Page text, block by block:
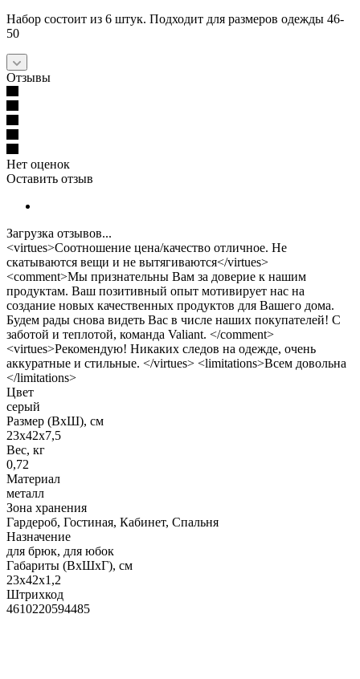
Набор состоит из 6 штук. Подходит для размеров одежды 46-
50
Отзывы
Нет оценок
Оставить отзыв
Загрузка отзывов...
<virtues>Соотношение цена/качество отличное. Не
скатываются вещи и не вытягиваются</virtues>
<comment>Мы признательны Вам за доверие к нашим
продуктам. Ваш позитивный опыт мотивирует нас на
создание новых качественных продуктов для Вашего дома.
Будем рады снова видеть Вас в числе наших покупателей! С
заботой и теплотой, команда Valiant. </comment>
<virtues>Рекомендую! Никаких следов на одежде, очень
аккуратные и стильные. </virtues> <limitations>Всем довольна
</limitations>
Цвет
серый
Размер (ВхШ), см
23х42х7,5
Вес, кг
0,72
Материал
металл
Зона хранения
Гардероб, Гостиная, Кабинет, Спальня
Назначение
для брюк, для юбок
Габариты (ВхШхГ), см
23х42х1,2
Штрихкод
4610220594485